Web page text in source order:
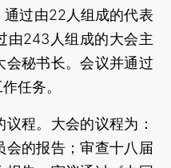
过由22人组成的代表
由243人组成的大会主
会秘书长。会议并通过
任务。
程。大会的议程为：
会的报告；审查十八届